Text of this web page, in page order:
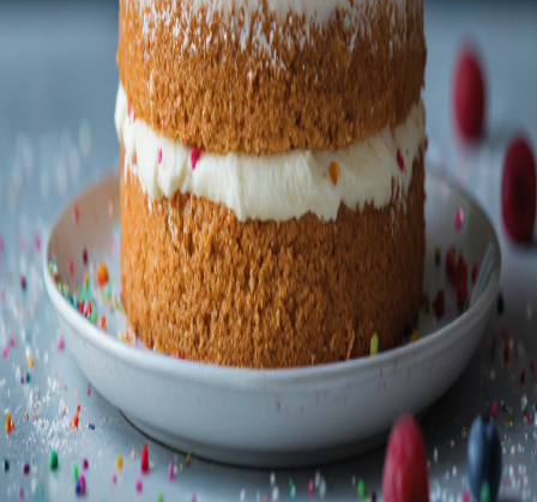
2026년 5월 8일출제 횟수:0정답률: 0 %
한 집단에서 생일이 같은 사람이 2명 이상 있을 확률이 50%를
넘기 위해 필요한 최소 인원은?
많은 사람들이 1년이 365일이기 때문에 훨씬 더 많은 인원(예:
180명 정도)이 필요할 것이라고 짐작하지만, 실제로는 생각보
다 훨씬 적은 인원만으로도 충분하다. 만약 인원이 70명만 모
여도 그 확률은 99.9%에 달한다.
추천
비추천
공유
더보기